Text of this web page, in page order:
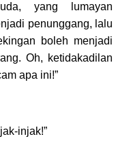
yang lumayan
penunggang, lalu
boleh menjadi
Oh, ketidakadilan
apa ini!”
injak!”